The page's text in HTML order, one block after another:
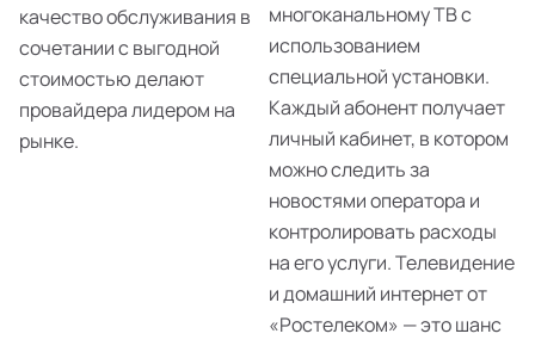
качество обслуживания в
сочетании с выгодной
стоимостью делают
провайдера лидером на
рынке.
многоканальному ТВ с
использованием
специальной установки.
Каждый абонент получает
личный кабинет, в котором
можно следить за
новостями оператора и
контролировать расходы
на его услуги. Телевидение
и домашний интернет от
«Ростелеком» — это шанс